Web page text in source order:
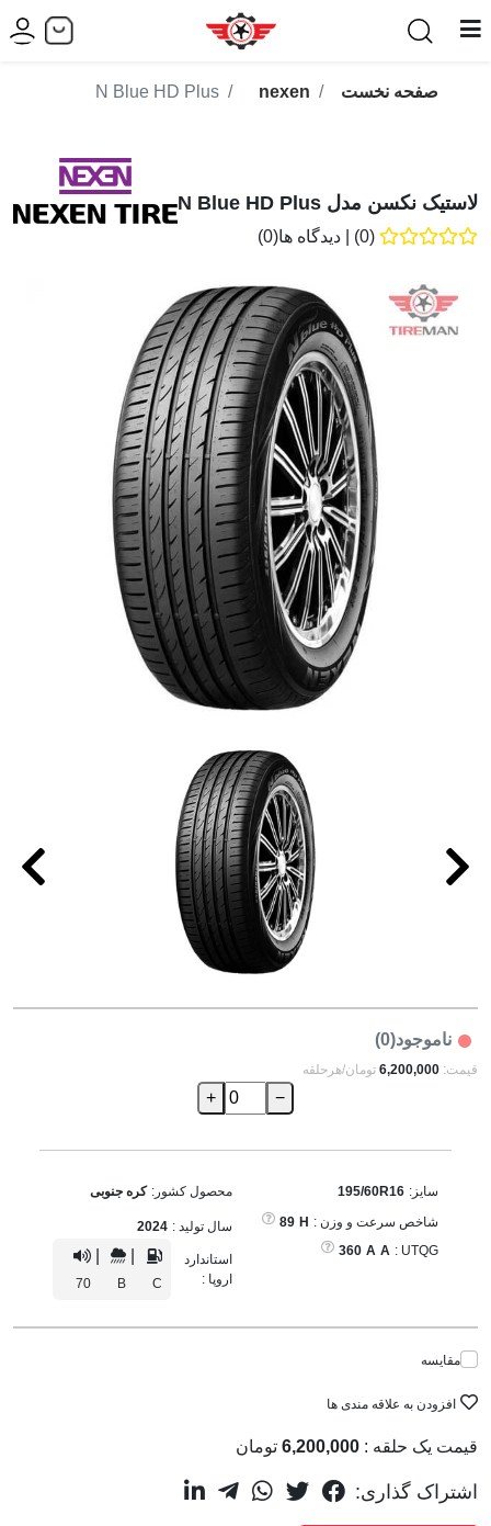
صفحه نخست nexen
N Blue HD Plus
لاستیک نکسن مدل N Blue HD Plus
(0) دیدگاه ها(0)
ناموجود(0)
قیمت: 6,200,000 تومان/هرحلقه
−
+
سایز: 195/60R16
شاخص سرعت و وزن : H
89
UTQG :
A
A
360
محصول کشور: کره جنوبی
سال تولید : 2024
استاندارد
اروپا :
C
B
70
مقایسه
افزودن به علاقه مندی ها
قیمت یک حلقه : 6,200,000 تومان
اشتراک گذاری: